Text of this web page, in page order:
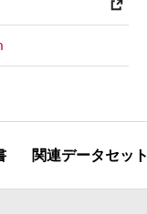
関連データセッ